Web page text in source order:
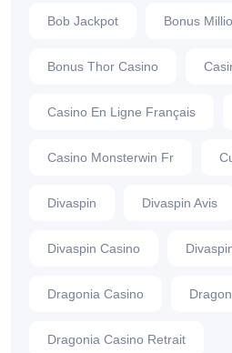
Bob Jackpot Bonus
Bonus Thor Casino
Casino En Ligne Français
Casino Monsterwin Fr
Divaspin Divaspin Avis
Divaspin Casino
Dragonia Casino
Dragonia Casino Retrait